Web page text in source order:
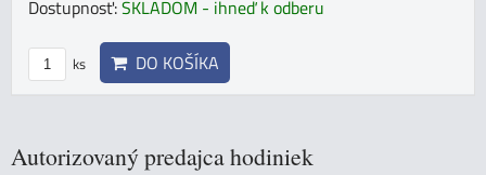
Dostupnosť:SKLADOM - ihneď k odberu
ks DO KOŠÍKA
Autorizovaný predajca hodiniek